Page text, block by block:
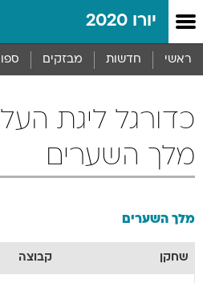
יורו 2020
ראשי חדשות מבזקים
מלך השערים
מלך השערים
שחקן קבוצה